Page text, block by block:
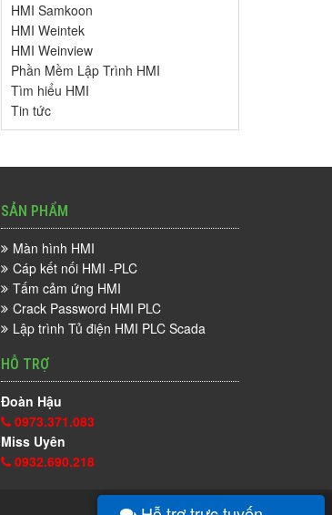
HMI Samkoon
HMI Weintek
HMI Weinview
Phần Mềm Lập Trình HMI
Tìm hiểu HMI
Tin tức
SẢN PHẨM
Màn hình HMI
Cáp kết nối HMI -PLC
Tấm cảm ứng HMI
Crack Password HMI PLC
Lập trình Tủ điện HMI PLC Scada
HỖ TRỢ
Đoàn Hậu
0973.371.083
Miss Uyên
0932.690.218